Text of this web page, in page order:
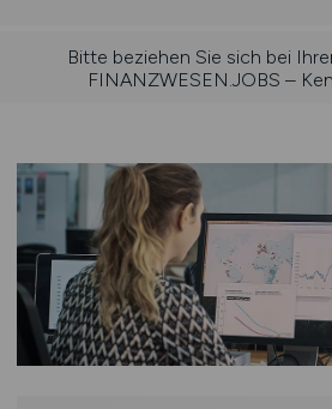
Bitte beziehen Sie sich bei
FINANZWESEN.JOBS –